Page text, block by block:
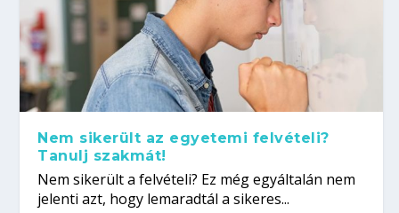
Nem sikerült az egyetemi felvételi?
Tanulj szakmát!
Nem sikerült a felvételi? Ez még egyáltalán nem
jelenti azt, hogy lemaradtál a sikeres...